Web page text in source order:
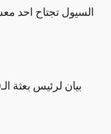
السيول تجتاح احد
بيان لرئيس بعثة